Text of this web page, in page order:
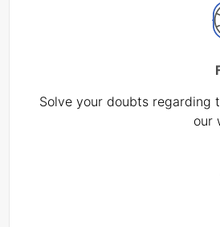
Solve your doubts regarding
our